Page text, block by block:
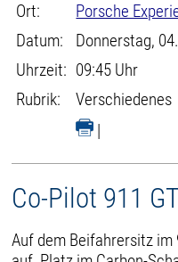
Ort:
Porsche
Datum:
Donnerstag,
Uhrzeit: 09:45 Uhr
Rubrik:
Verschiedenes
|
Co-Pilot 911
Auf dem Beifahrersitz im